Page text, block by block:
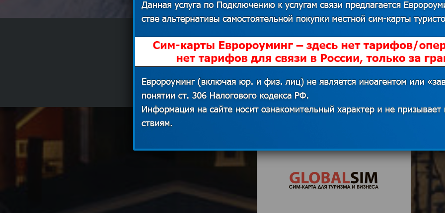
Звонки из Гренландии в Россию